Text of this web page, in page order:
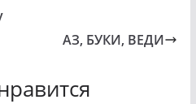
АЗ, БУКИ, ВЕДИ